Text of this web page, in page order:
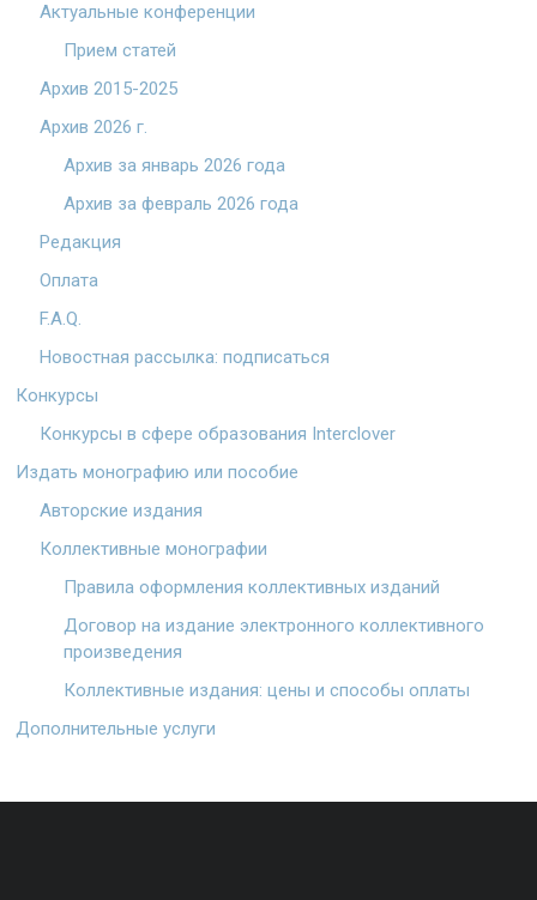
Актуальные конференции
Прием статей
Архив 2015-2025
Архив 2026 г.
Архив за январь 2026 года
Архив за февраль 2026 года
Редакция
Оплата
F.A.Q.
Новостная рассылка: подписаться
Конкурсы
Конкурсы в сфере образования Interclover
Издать монографию или пособие
Авторские издания
Коллективные монографии
Правила оформления коллективных изданий
Договор на издание электронного коллективного
произведения
Коллективные издания: цены и способы оплаты
Дополнительные услуги